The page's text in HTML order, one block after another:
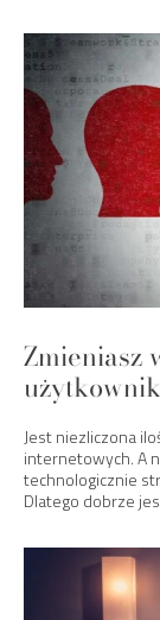
Zmieniasz
Jest niezliczona
internetowych. A
technologicznie
Dlatego dobrze